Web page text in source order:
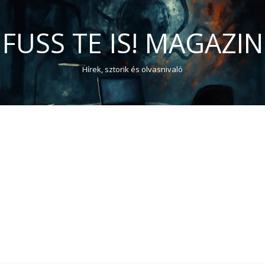
FUSS TE IS! MAGAZIN
Hírek, sztorik és olvasnivaló